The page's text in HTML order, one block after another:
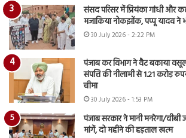
संसद परिसर में प्रियंका गांधी और
मजाकिया नोकझोंक, पप्पू यादव ने
30 July 2026 - 2:22 PM
पंजाब कर विभाग ने वैट बकाया
संपत्ति की नीलामी से 1.21 करोड़
चीमा
30 July 2026 - 1:53 PM
पंजाब सरकार ने मानी मनरेगा/वीबी
मांगें, दो महीने की हड़ताल खत्म